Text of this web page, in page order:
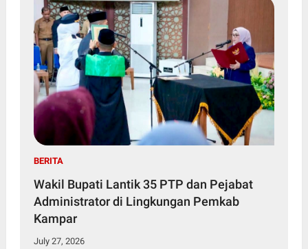
BERITA
Wakil Bupati Lantik 35 PTP dan Pejabat
Administrator di Lingkungan Pemkab
Kampar
July 27, 2026